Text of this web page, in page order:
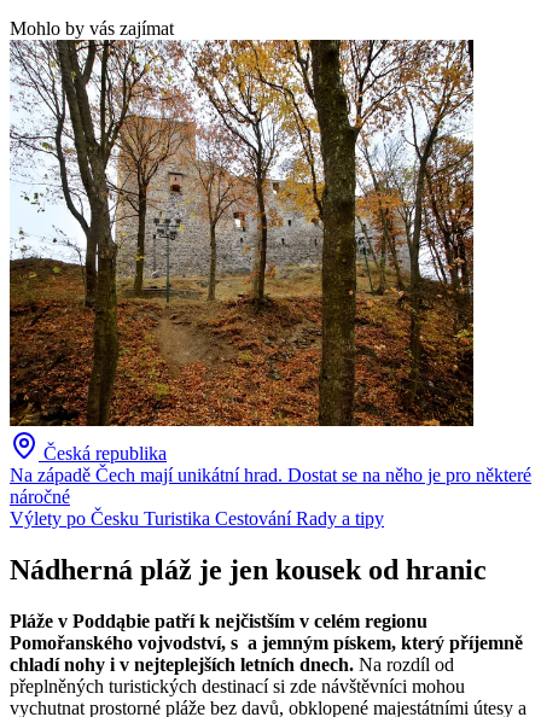
Mohlo by vás zajímat
Česká republika
Na západě Čech mají unikátní hrad. Dostat se na něho je pro některé
náročné
Výlety po Česku Turistika CestováníRady a tipy
Nádherná pláž je jen kousek od hranic
Pláže v Poddąbie patří k nejčistším v celém regionu
Pomořanského vojvodství, s a jemným pískem, který příjemně
chladí nohy i v nejteplejších letních dnech. Na rozdíl od
přeplněných turistických destinací si zde návštěvníci mohou
vychutnat prostorné pláže bez davů, obklopené majestátními útesy a